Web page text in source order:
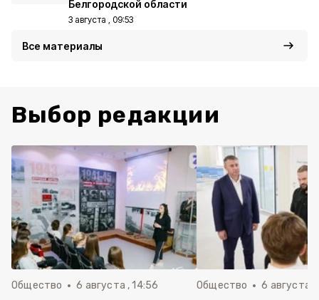
Белгородской области
3 августа , 09:53
Все материалы
Выбор редакции
Общество 6 августа , 14:56 Общество 6 августа ,